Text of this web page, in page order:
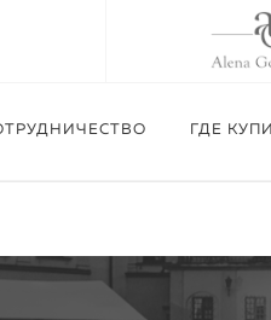
ГДЕ
Приглашаем